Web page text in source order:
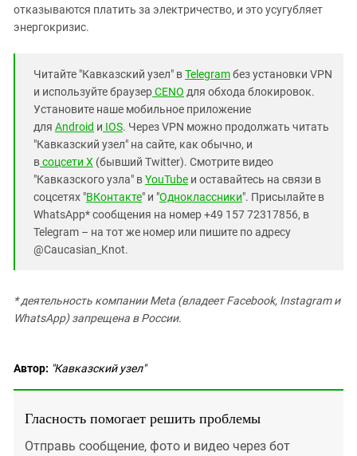
отказываются платить за электричество, и это усугубляет
энергокризис.
Читайте "Кавказский узел" вTelegramбез установки VPN
и используйте браузерCENO для обхода блокировок.
Установите наше мобильное приложение
для Android и IOS. Через VPN можно продолжать читать
"Кавказский узел" на сайте, как обычно, и
всоцсети X (бывший Twitter). Смотрите видео
"Кавказского узла" вYouTube и оставайтесь на связи в
соцсетях "ВКонтакте" и "Одноклассники". Присылайте в
WhatsApp* сообщения на номер +49 157 72317856, в
Telegram – на тот же номер или пишите по адресу
@Caucasian_Knot.
* деятельность компании Meta (владеет Facebook, Instagram и
WhatsApp) запрещена в России.
Автор: "Кавказский узел"
Гласность помогает решить проблемы
Отправь сообщение, фото и видео через бот